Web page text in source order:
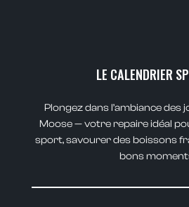
LE CALENDRIER
Plongez dans l’ambiance des
Moose — votre repaire idéal
sport, savourer des boissons
bons